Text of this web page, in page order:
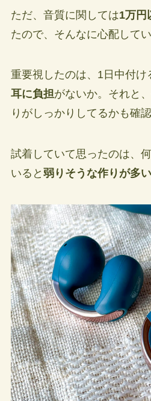
ただ、音質に関しては1万円
たので、そんなに心配して
重要視したのは、1日中付け
耳に負担がないか。それと
りがしっかりしてるかも確認
試着していて思ったのは、
いると 弱りそうな作りが多い